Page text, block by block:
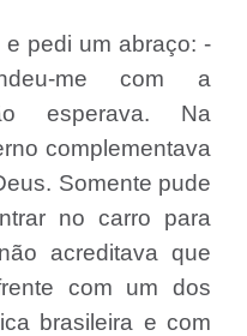
pedi um abraço: -
me com a
esperava. Na
complementava
Somente pude
no carro para
acreditava que
com um dos
brasileira e com